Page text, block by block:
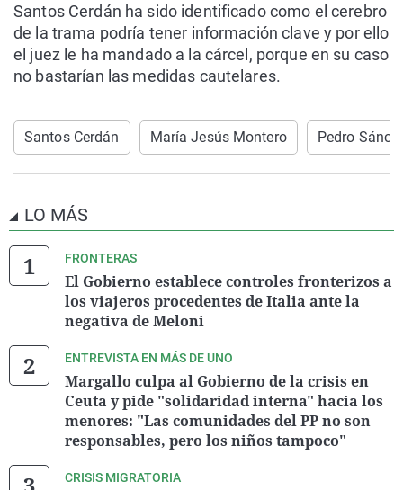
Santos Cerdán ha sido identificado como el cerebro
de la trama podría tener información clave y por ello
el juez le ha mandado a la cárcel, porque en su caso
no bastarían las medidas cautelares.
Santos Cerdán María Jesús Montero Pedro
LO MÁS
FRONTERAS
El Gobierno establece controles fronterizos a
los viajeros procedentes de Italia ante la
negativa de Meloni
ENTREVISTA EN MÁS DE UNO
Margallo culpa al Gobierno de la crisis en
Ceuta y pide "solidaridad interna" hacia los
menores: "Las comunidades del PP no son
responsables, pero los niños tampoco"
CRISIS MIGRATORIA